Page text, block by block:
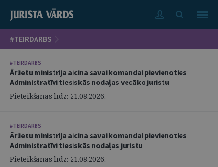
#TEIRDARBS
#TEIRDARBS
Ārlietu ministrija aicina savai komandai pievienoties
Administratīvi tiesiskās nodaļas vecāko juristu
Pieteikšanās līdz: 21.08.2026.
#TEIRDARBS
Ārlietu ministrija aicina savai komandai pievienoties
Administratīvi tiesiskās nodaļas juristu
Pieteikšanās līdz: 21.08.2026.